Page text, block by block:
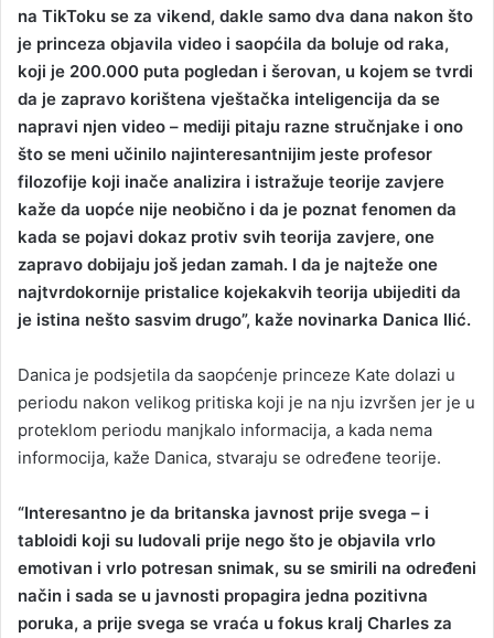
na TikToku se za vikend, dakle samo dva dana nakon što
je princeza objavila video i saopćila da boluje od raka,
koji je 200.000 puta pogledan i šerovan, u kojem se tvrdi
da je zapravo korištena vještačka inteligencija da se
napravi njen video – mediji pitaju razne stručnjake i ono
što se meni učinilo najinteresantnijim jeste profesor
filozofije koji inače analizira i istražuje teorije zavjere
kaže da uopće nije neobično i da je poznat fenomen da
kada se pojavi dokaz protiv svih teorija zavjere, one
zapravo dobijaju još jedan zamah. I da je najteže one
najtvrdokornije pristalice kojekakvih teorija ubijediti da
je istina nešto sasvim drugo”, kaže novinarka Danica Ilić.
Danica je podsjetila da saopćenje princeze Kate dolazi u
periodu nakon velikog pritiska koji je na nju izvršen jer je u
proteklom periodu manjkalo informacija, a kada nema
informocija, kaže Danica, stvaraju se određene teorije.
“Interesantno je da britanska javnost prije svega – i
tabloidi koji su ludovali prije nego što je objavila vrlo
emotivan i vrlo potresan snimak, su se smirili na određeni
način i sada se u javnosti propagira jedna pozitivna
poruka, a prije svega se vraća u fokus kralj Charles za